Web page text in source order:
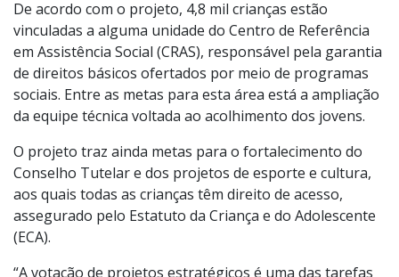
De acordo com o projeto, 4,8 mil crianças estão
vinculadas a alguma unidade do Centro de Referência
em Assistência Social (CRAS), responsável pela garantia
de direitos básicos ofertados por meio de programas
sociais. Entre as metas para esta área está a ampliação
da equipe técnica voltada ao acolhimento dos jovens.
O projeto traz ainda metas para o fortalecimento do
Conselho Tutelar e dos projetos de esporte e cultura,
aos quais todas as crianças têm direito de acesso,
assegurado pelo Estatuto da Criança e do Adolescente